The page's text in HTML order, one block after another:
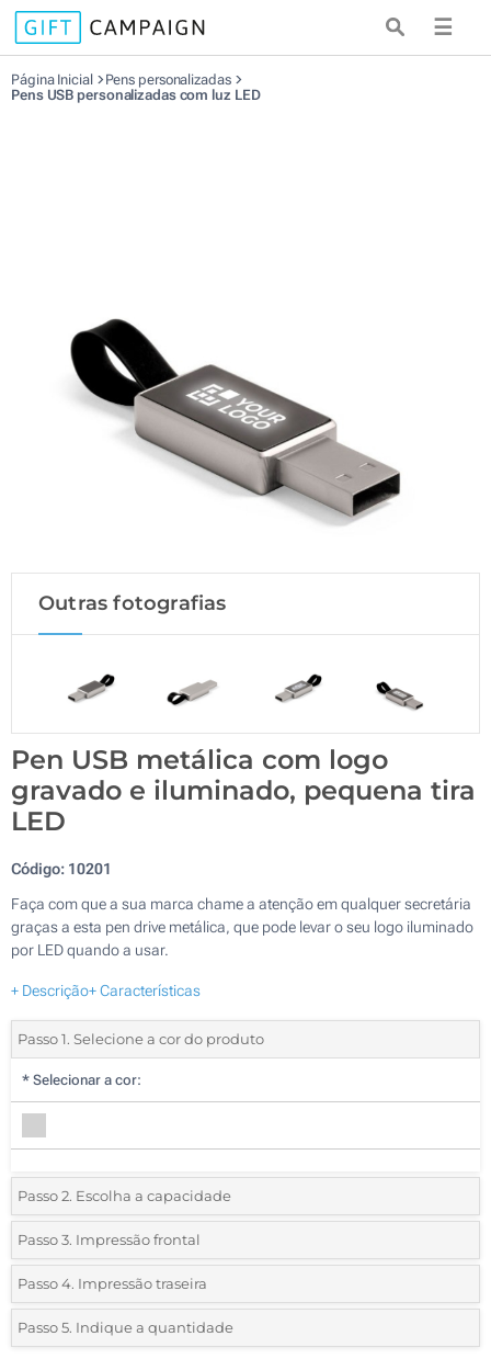
☰
Página Inicial
Pens personalizadas
Pens USB personalizadas com luz LED
Outras fotografias
Pen USB metálica com logo
gravado e iluminado, pequena tira
LED
Código: 10201
Faça com que a sua marca chame a atenção em qualquer secretária
graças a esta pen drive metálica, que pode levar o seu logo iluminado
por LED quando a usar.
+ Descrição+ Características
Passo 1. Selecione a cor do produto
* Selecionar a cor:
Passo 2. Escolha a capacidade
2 GB
4 GB
8 GB
Passo 3. Impressão frontal
*Selecione a técnica de personalização e o número de cores do seu
logotipo:
Gravação Laser
Passo 4. Impressão traseira
*Selecione a técnica de personalização e o número de cores do seu
logotipo:
Passo 5. Indique a quantidade